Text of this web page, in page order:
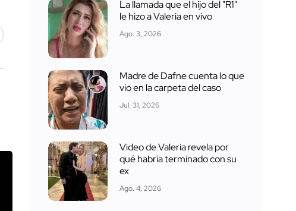
La llamada que el hijo del "R1"
le hizo a Valeria en vivo
Ago. 3, 2026
Madre de Dafne cuenta lo que
vio en la carpeta del caso
Jul. 31, 2026
Video de Valeria revela por
qué habría terminado con su
ex
Ago. 4, 2026